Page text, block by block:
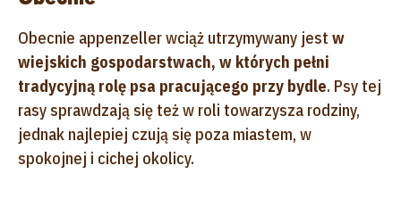
Obecnie appenzeller wciąż utrzymywany jest w
wiejskich gospodarstwach, w których pełni
tradycyjną rolę psa pracującego przy bydle. Psy tej
rasy sprawdzają się też w roli towarzysza rodziny,
jednak najlepiej czują się poza miastem, w
spokojnej i cichej okolicy.